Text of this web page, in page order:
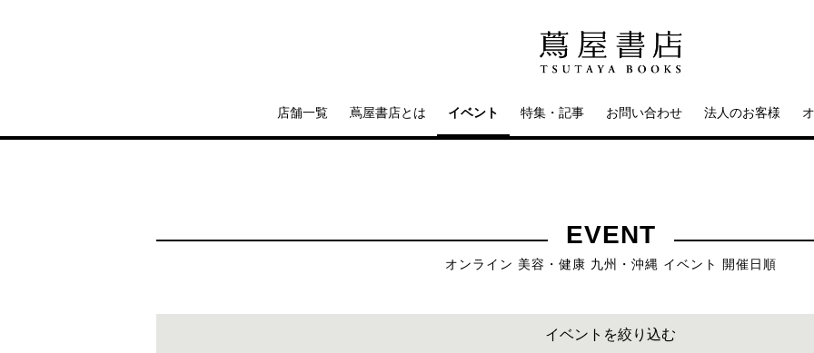
店舗一覧 蔦屋書店とは イベント 特集・記事 お問い合わせ 法人のお客様
EVENT
オンライン 美容・健康 九州・沖縄 イベント 開催日順
イベントを絞り込む